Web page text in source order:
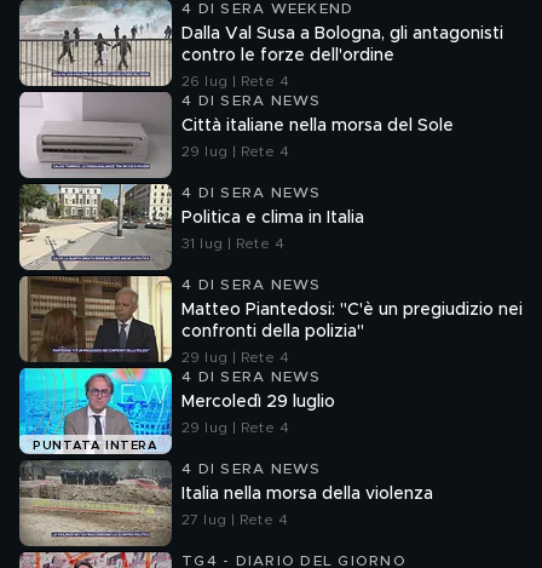
4 DI SERA WEEKEND
Dalla Val Susa a Bologna, gli antagonisti
contro le forze dell'ordine
26 lug | Rete 4
4 DI SERA NEWS
Città italiane nella morsa del Sole
29 lug | Rete 4
4 DI SERA NEWS
Politica e clima in Italia
31 lug | Rete 4
4 DI SERA NEWS
Matteo Piantedosi: "C'è un pregiudizio nei
confronti della polizia"
29 lug | Rete 4
PUNTATA INTERA
4 DI SERA NEWS
Mercoledì 29 luglio
29 lug | Rete 4
4 DI SERA NEWS
Italia nella morsa della violenza
27 lug | Rete 4
TG4 - DIARIO DEL GIORNO